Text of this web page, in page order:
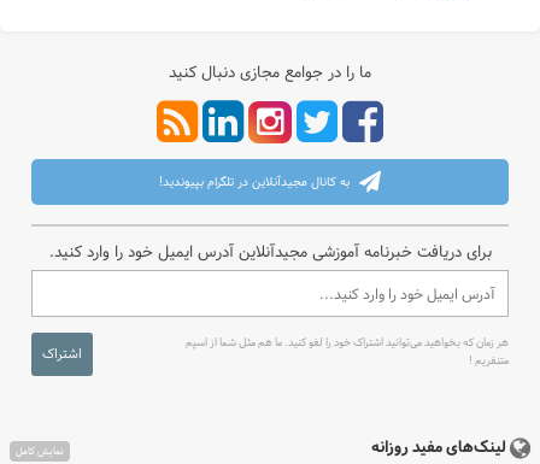
ما را در جوامع مجازی دنبال کنید
به کانال مجیدآنلاین در تلگرام بپیوندید!
برای دریافت خبرنامه آموزشی مجیدآنلاین آدرس ایمیل خود را وارد کنید.
هر زمان که بخواهید می‌توانید اشتراک خود را لغو کنید. ما هم مثل شما از اسپم
متنفریم !
اشتراک
لینک‌های مفید روزانه نمایش کامل